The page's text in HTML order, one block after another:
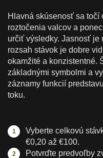
Hlavná skúsenosť sa točí
roztočenia valcov a
určiť výsledky. Jasnosť je
rozsah stávok je dobre
okamžité a konzistentné.
základnými symbolmi a
záznamy funkcií
toku.
Vyberte celkovú
€0,20 až €100.
Potvrďte predvoľby